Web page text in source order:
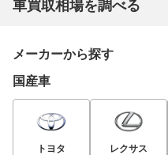
車買取相場を調べる
メーカーから探す
国産車
トヨタ レクサス